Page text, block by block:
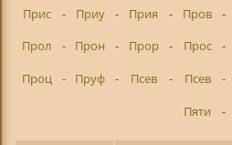
Прис
- Приу - Прия - Пров -
Прол
- Прон - Прор - Прос -
Проц
- Пруф - Псев - Псев -
Пяти
-